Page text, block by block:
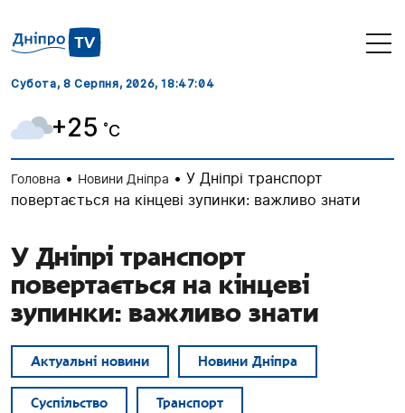
Субота, 8 Серпня, 2026, 18:47:05
+25 ˚C
Головна • Новини Дніпра • У Дніпрі транспорт
повертається на кінцеві зупинки: важливо знати
У Дніпрі транспорт
повертається на кінцеві
зупинки: важливо знати
Актуальні новини Новини Дніпра
Суспільство Транспорт